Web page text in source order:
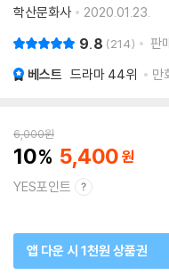
학산문화사
2020.01.23.
9.8 214 판
베스트 드라마 44위 만
6,000원
10 5,400
YES포인트
앱 다운 시 1천원 상품권